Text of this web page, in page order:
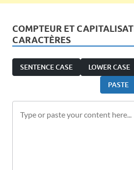
COMPTEUR ET
CARACTÈRES
SENTENCE CASE LOWER CASE
PASTE